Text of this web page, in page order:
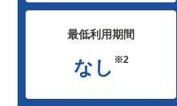
最低利用期間
なし ※2